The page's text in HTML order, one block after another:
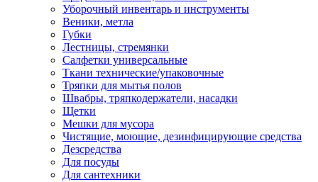
Уборочный инвентарь и инструменты
Веники, метла
Губки
Лестницы, стремянки
Салфетки универсальные
Ткани технические/упаковочные
Тряпки для мытья полов
Швабры, тряпкодержатели, насадки
Щетки
Мешки для мусора
Чистящие, моющие, дезинфицирующие средства
Дезсредства
Для посуды
Для сантехники